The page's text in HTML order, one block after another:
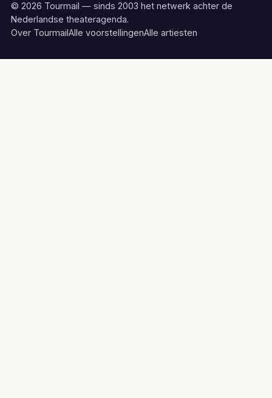
© 2026 Tourmail — sinds 2003 het netwerk achter de
Nederlandse theateragenda.
Over TourmailAlle voorstellingenAlle artiesten